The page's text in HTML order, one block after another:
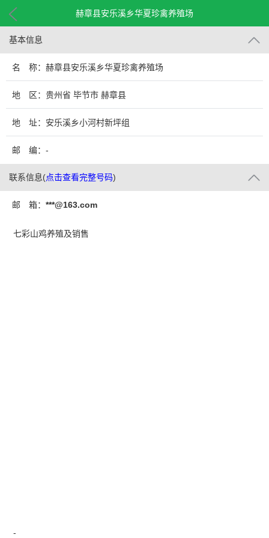
赫章县安乐溪乡华夏珍禽养殖场
基本信息
名 称：赫章县安乐溪乡华夏珍禽养殖场
地 区：贵州省 毕节市 赫章县
地 址：安乐溪乡小河村新坪组
邮 编：-
联系信息(点击查看完整号码)
邮 箱： ***@163.com
七彩山鸡养殖及销售
-